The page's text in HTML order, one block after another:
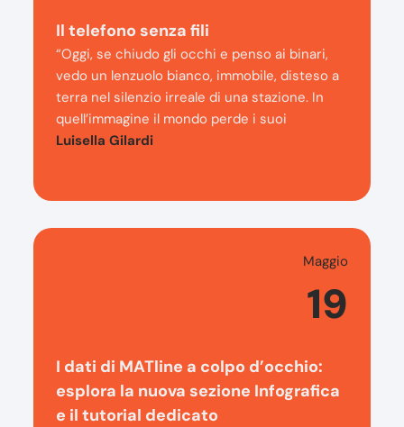
Il telefono senza fili
“Oggi, se chiudo gli occhi e penso ai binari,
vedo un lenzuolo bianco, immobile, disteso a
terra nel silenzio irreale di una stazione. In
quell’immagine il mondo perde i suoi
Luisella Gilardi
Maggio
19
I dati di MATline a colpo d’occhio:
esplora la nuova sezione Infografica
e il tutorial dedicato